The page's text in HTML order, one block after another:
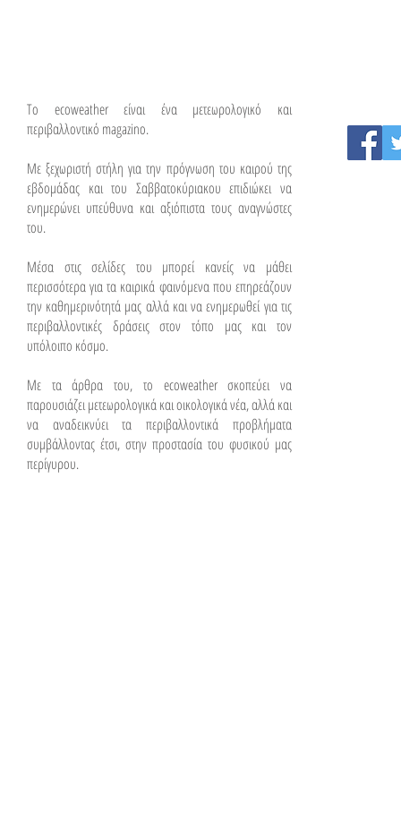
To ecoweather είναι ένα μετεωρολογικό και
περιβαλλοντικό magazino.
Με ξεχωριστή στήλη για την πρόγνωση του καιρού της
εβδομάδας και του Σαββατοκύριακου επιδιώκει να
ενημερώνει υπεύθυνα και αξιόπιστα τους αναγνώστες
του.
Μέσα στις σελίδες του μπορεί κανείς να μάθει
περισσότερα για τα καιρικά φαινόμενα που επηρεάζουν
την καθημερινότητά μας αλλά και να ενημερωθεί για τις
περιβαλλοντικές δράσεις στον τόπο μας και τον
υπόλοιπο κόσμο.
Με τα άρθρα του, το ecoweather σκοπεύει να
παρουσιάζει μετεωρολογικά και οικολογικά νέα, αλλά και
να αναδεικνύει τα περιβαλλοντικά προβλήματα
συμβάλλοντας έτσι, στην προστασία του φυσικού μας
περίγυρου.